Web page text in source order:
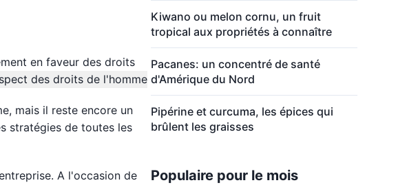
en faveur des droits
mais il reste encore un
stratégies de toutes les
A l'occasion de
Kiwano ou melon cornu, un fruit
tropical aux propriétés à connaître
Pacanes: un concentré de santé
d'Amérique du Nord
Pipérine et curcuma, les épices qui
brûlent les graisses
Populaire pour le mois